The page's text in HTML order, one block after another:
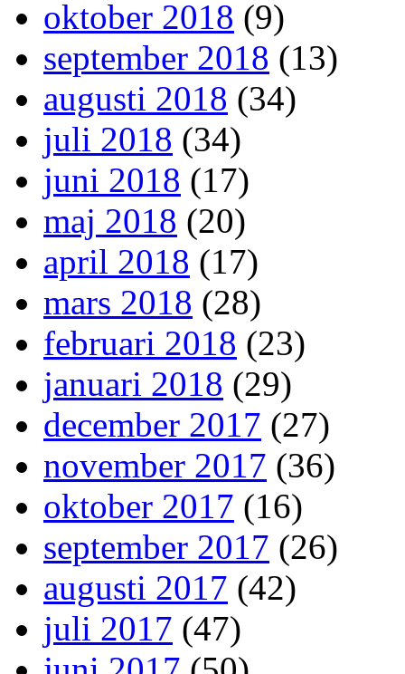
oktober 2018 (9)
september 2018 (13)
augusti 2018 (34)
juli 2018 (34)
juni 2018 (17)
maj 2018 (20)
april 2018 (17)
mars 2018 (28)
februari 2018 (23)
januari 2018 (29)
december 2017 (27)
november 2017 (36)
oktober 2017 (16)
september 2017 (26)
augusti 2017 (42)
juli 2017 (47)